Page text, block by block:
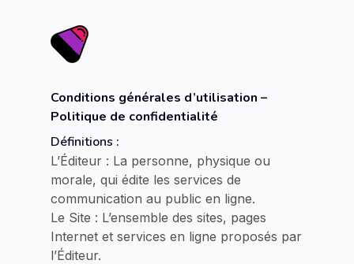
Conditions générales d’utilisation –
Politique de confidentialité
Définitions :
L’Éditeur : La personne, physique ou
morale, qui édite les services de
communication au public en ligne.
Le Site : L’ensemble des sites, pages
Internet et services en ligne proposés par
l’Éditeur.